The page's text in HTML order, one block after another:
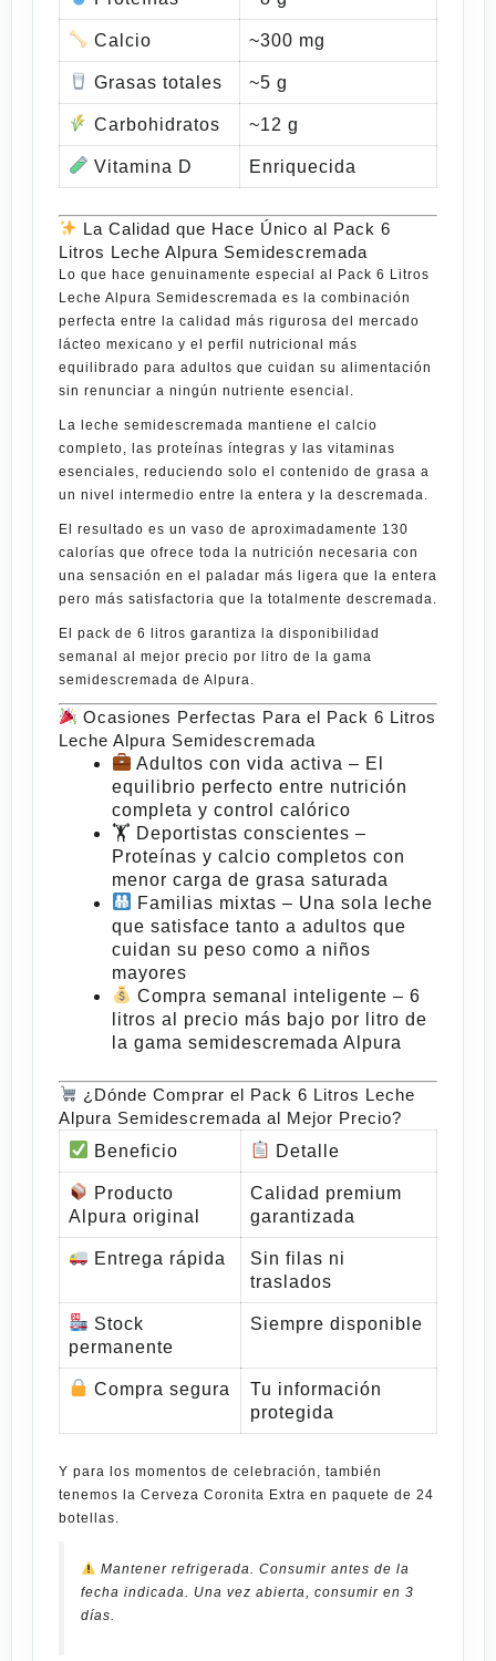
Calcio ~300 mg
Grasas totales ~5 g
Carbohidratos ~12 g
Vitamina D Enriquecida
La Calidad que Hace Único al Pack 6
Litros Leche Alpura Semidescremada
Lo que hace genuinamente especial al Pack 6 Litros
Leche Alpura Semidescremada es la combinación
perfecta entre la calidad más rigurosa del mercado
lácteo mexicano y el perfil nutricional más
equilibrado para adultos que cuidan su alimentación
sin renunciar a ningún nutriente esencial.
La leche semidescremada mantiene el calcio
completo, las proteínas íntegras y las vitaminas
esenciales, reduciendo solo el contenido de grasa a
un nivel intermedio entre la entera y la descremada.
El resultado es un vaso de aproximadamente 130
calorías que ofrece toda la nutrición necesaria con
una sensación en el paladar más ligera que la entera
pero más satisfactoria que la totalmente descremada.
El pack de 6 litros garantiza la disponibilidad
semanal al mejor precio por litro de la gama
semidescremada de Alpura.
Ocasiones Perfectas Para el Pack 6 Litros
Leche Alpura Semidescremada
Adultos con vida activa – El
equilibrio perfecto entre nutrición
completa y control calórico
🏋️ Deportistas conscientes –
Proteínas y calcio completos con
menor carga de grasa saturada
Familias mixtas – Una sola leche
que satisface tanto a adultos que
cuidan su peso como a niños
mayores
Compra semanal inteligente – 6
litros al precio más bajo por litro de
la gama semidescremada Alpura
¿Dónde Comprar el Pack 6 Litros Leche
Alpura Semidescremada al Mejor Precio?
Beneficio
Detalle
Producto
Alpura original
Calidad premium
garantizada
Entrega rápida
Sin filas ni
traslados
Stock
permanente
Siempre disponible
Compra segura
Tu información
protegida
Y para los momentos de celebración, también
tenemos la Cerveza Coronita Extra en paquete de 24
botellas
Mantener refrigerada. Consumir antes de la
fecha indicada. Una vez abierta, consumir en 3
días.